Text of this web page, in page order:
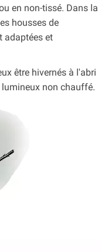
en non-tissé. Dans la
housses de
adaptées et
être hivernés à l'abri
non chauffé.